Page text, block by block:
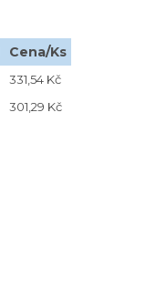
Cena/Ks
331,54 Kč
301,29 Kč